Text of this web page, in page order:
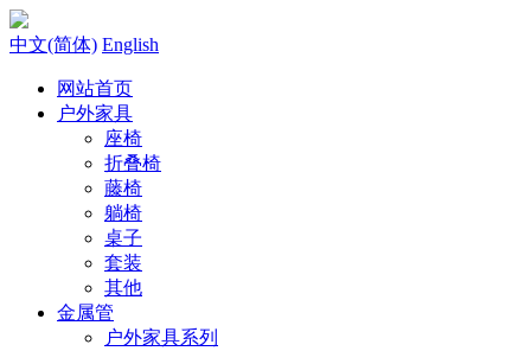
中文(简体) English
网站首页
户外家具
座椅
折叠椅
藤椅
躺椅
桌子
套装
其他
金属管
户外家具系列